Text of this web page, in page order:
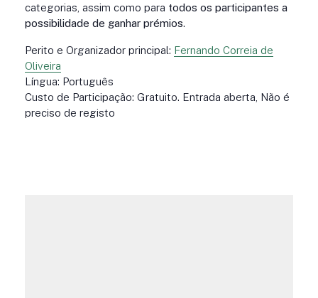
categorias, assim como para todos os participantes a
possibilidade de ganhar prémios.
Perito e Organizador principal: Fernando Correia de
Oliveira
Língua: Português
Custo de Participação: Gratuito. Entrada aberta, Não é
preciso de registo